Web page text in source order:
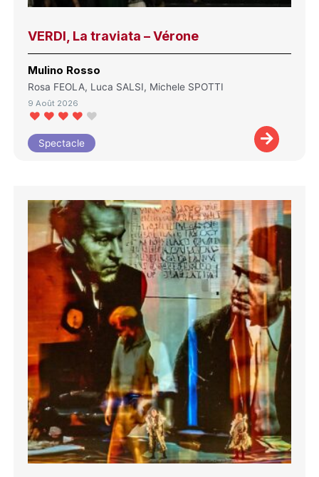
VERDI, La traviata – Vérone
Mulino Rosso
Rosa FEOLA, Luca SALSI, Michele SPOTTI
9 Août 2026
Spectacle